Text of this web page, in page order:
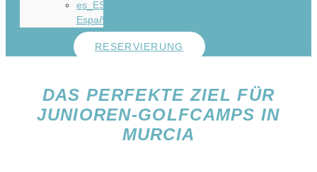
Español
RESERVIERUNG
DAS PERFEKTE ZIEL FÜR
JUNIOREN-GOLFCAMPS IN
MURCIA